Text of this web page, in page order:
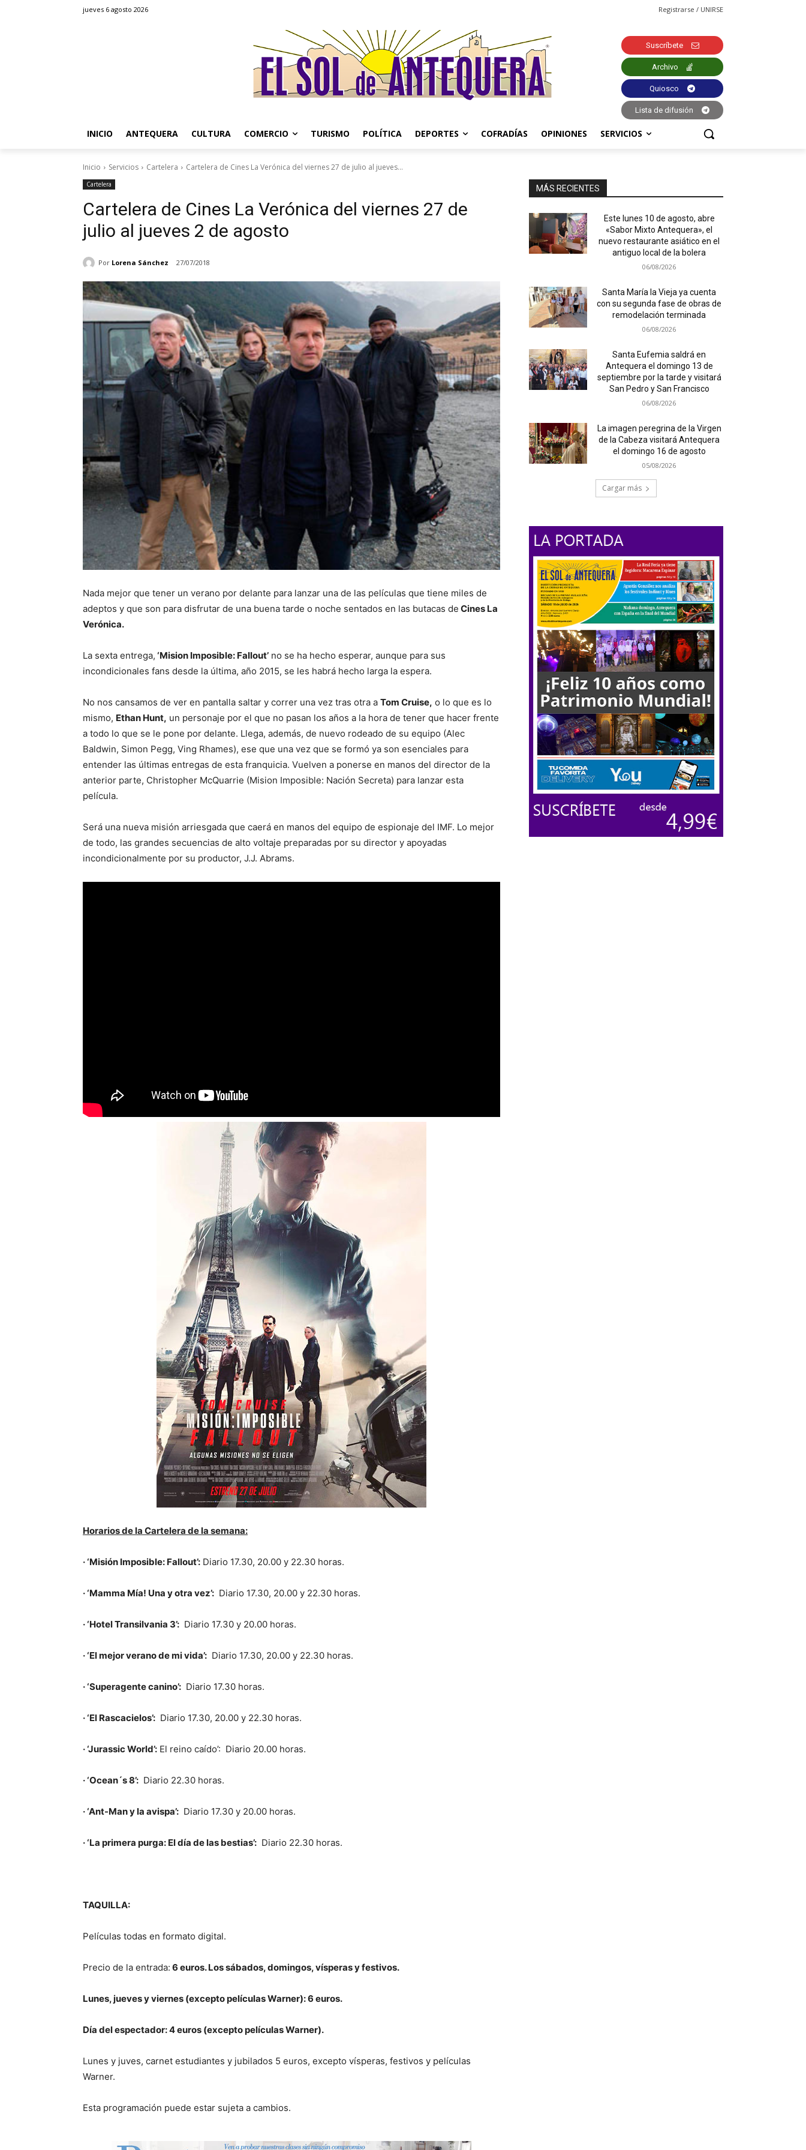
jueves 6 agosto 2026 Registrarse / UNIRSE
Suscríbete
Archivo
Quiosco
Lista de difusión
INICIO ANTEQUERA CULTURA COMERCIO TURISMO POLÍTICA DEPORTES COFRADÍAS OPINIONES SERVICIOS
Inicio Servicios Cartelera Cartelera de Cines La Verónica del viernes 27 de julio al jueves...
Cartelera
Cartelera de Cines La Verónica del viernes 27 de
julio al jueves 2 de agosto
Por Lorena Sánchez 27/07/2018
Nada mejor que tener un verano por delante para lanzar una de las películas que tiene miles de
adeptos y que son para disfrutar de una buena tarde o noche sentados en las butacas de Cines La
Verónica.
La sexta entrega, ‘Mision Imposible: Fallout’ no se ha hecho esperar, aunque para sus
incondicionales fans desde la última, año 2015, se les habrá hecho larga la espera.
No nos cansamos de ver en pantalla saltar y correr una vez tras otra a Tom Cruise, o lo que es lo
mismo, Ethan Hunt, un personaje por el que no pasan los años a la hora de tener que hacer frente
a todo lo que se le pone por delante. Llega, además, de nuevo rodeado de su equipo (Alec
Baldwin, Simon Pegg, Ving Rhames), ese que una vez que se formó ya son esenciales para
entender las últimas entregas de esta franquicia. Vuelven a ponerse en manos del director de la
anterior parte, Christopher McQuarrie (Mision Imposible: Nación Secreta) para lanzar esta
película.
Será una nueva misión arriesgada que caerá en manos del equipo de espionaje del IMF. Lo mejor
de todo, las grandes secuencias de alto voltaje preparadas por su director y apoyadas
incondicionalmente por su productor, J.J. Abrams.
Horarios de la Cartelera de la semana:
· ‘Misión Imposible: Fallout’: Diario 17.30, 20.00 y 22.30 horas.
· ‘Mamma Mía! Una y otra vez’: Diario 17.30, 20.00 y 22.30 horas.
· ‘Hotel Transilvania 3’: Diario 17.30 y 20.00 horas.
· ‘El mejor verano de mi vida’: Diario 17.30, 20.00 y 22.30 horas.
· ‘Superagente canino’: Diario 17.30 horas.
· ‘El Rascacielos’: Diario 17.30, 20.00 y 22.30 horas.
· ‘Jurassic World’: El reino caído’: Diario 20.00 horas.
· ‘Ocean´s 8’: Diario 22.30 horas.
· ‘Ant-Man y la avispa’: Diario 17.30 y 20.00 horas.
· ‘La primera purga: El día de las bestias’: Diario 22.30 horas.
TAQUILLA:
Películas todas en formato digital.
Precio de la entrada: 6 euros. Los sábados, domingos, vísperas y festivos.
Lunes, jueves y viernes (excepto películas Warner): 6 euros.
Día del espectador: 4 euros (excepto películas Warner).
Lunes y juves, carnet estudiantes y jubilados 5 euros, excepto vísperas, festivos y películas
Warner.
Esta programación puede estar sujeta a cambios.
MÁS RECIENTES
Este lunes 10 de agosto, abre
«Sabor Mixto Antequera», el
nuevo restaurante asiático en el
antiguo local de la bolera
06/08/2026
Santa María la Vieja ya cuenta
con su segunda fase de obras de
remodelación terminada
06/08/2026
Santa Eufemia saldrá en
Antequera el domingo 13 de
septiembre por la tarde y visitará
San Pedro y San Francisco
06/08/2026
La imagen peregrina de la Virgen
de la Cabeza visitará Antequera
el domingo 16 de agosto
05/08/2026
Cargar más